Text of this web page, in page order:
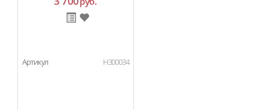
Артикул H300034